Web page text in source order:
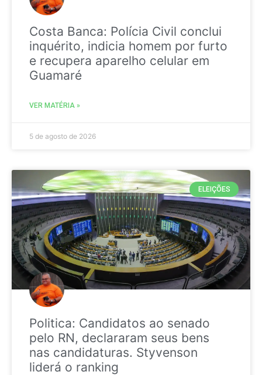
Costa Banca: Polícia Civil conclui
inquérito, indicia homem por furto
e recupera aparelho celular em
Guamaré
VER MATÉRIA »
5 de agosto de 2026
ELEIÇÕES
Politica: Candidatos ao senado
pelo RN, declararam seus bens
nas candidaturas. Styvenson
liderá o ranking